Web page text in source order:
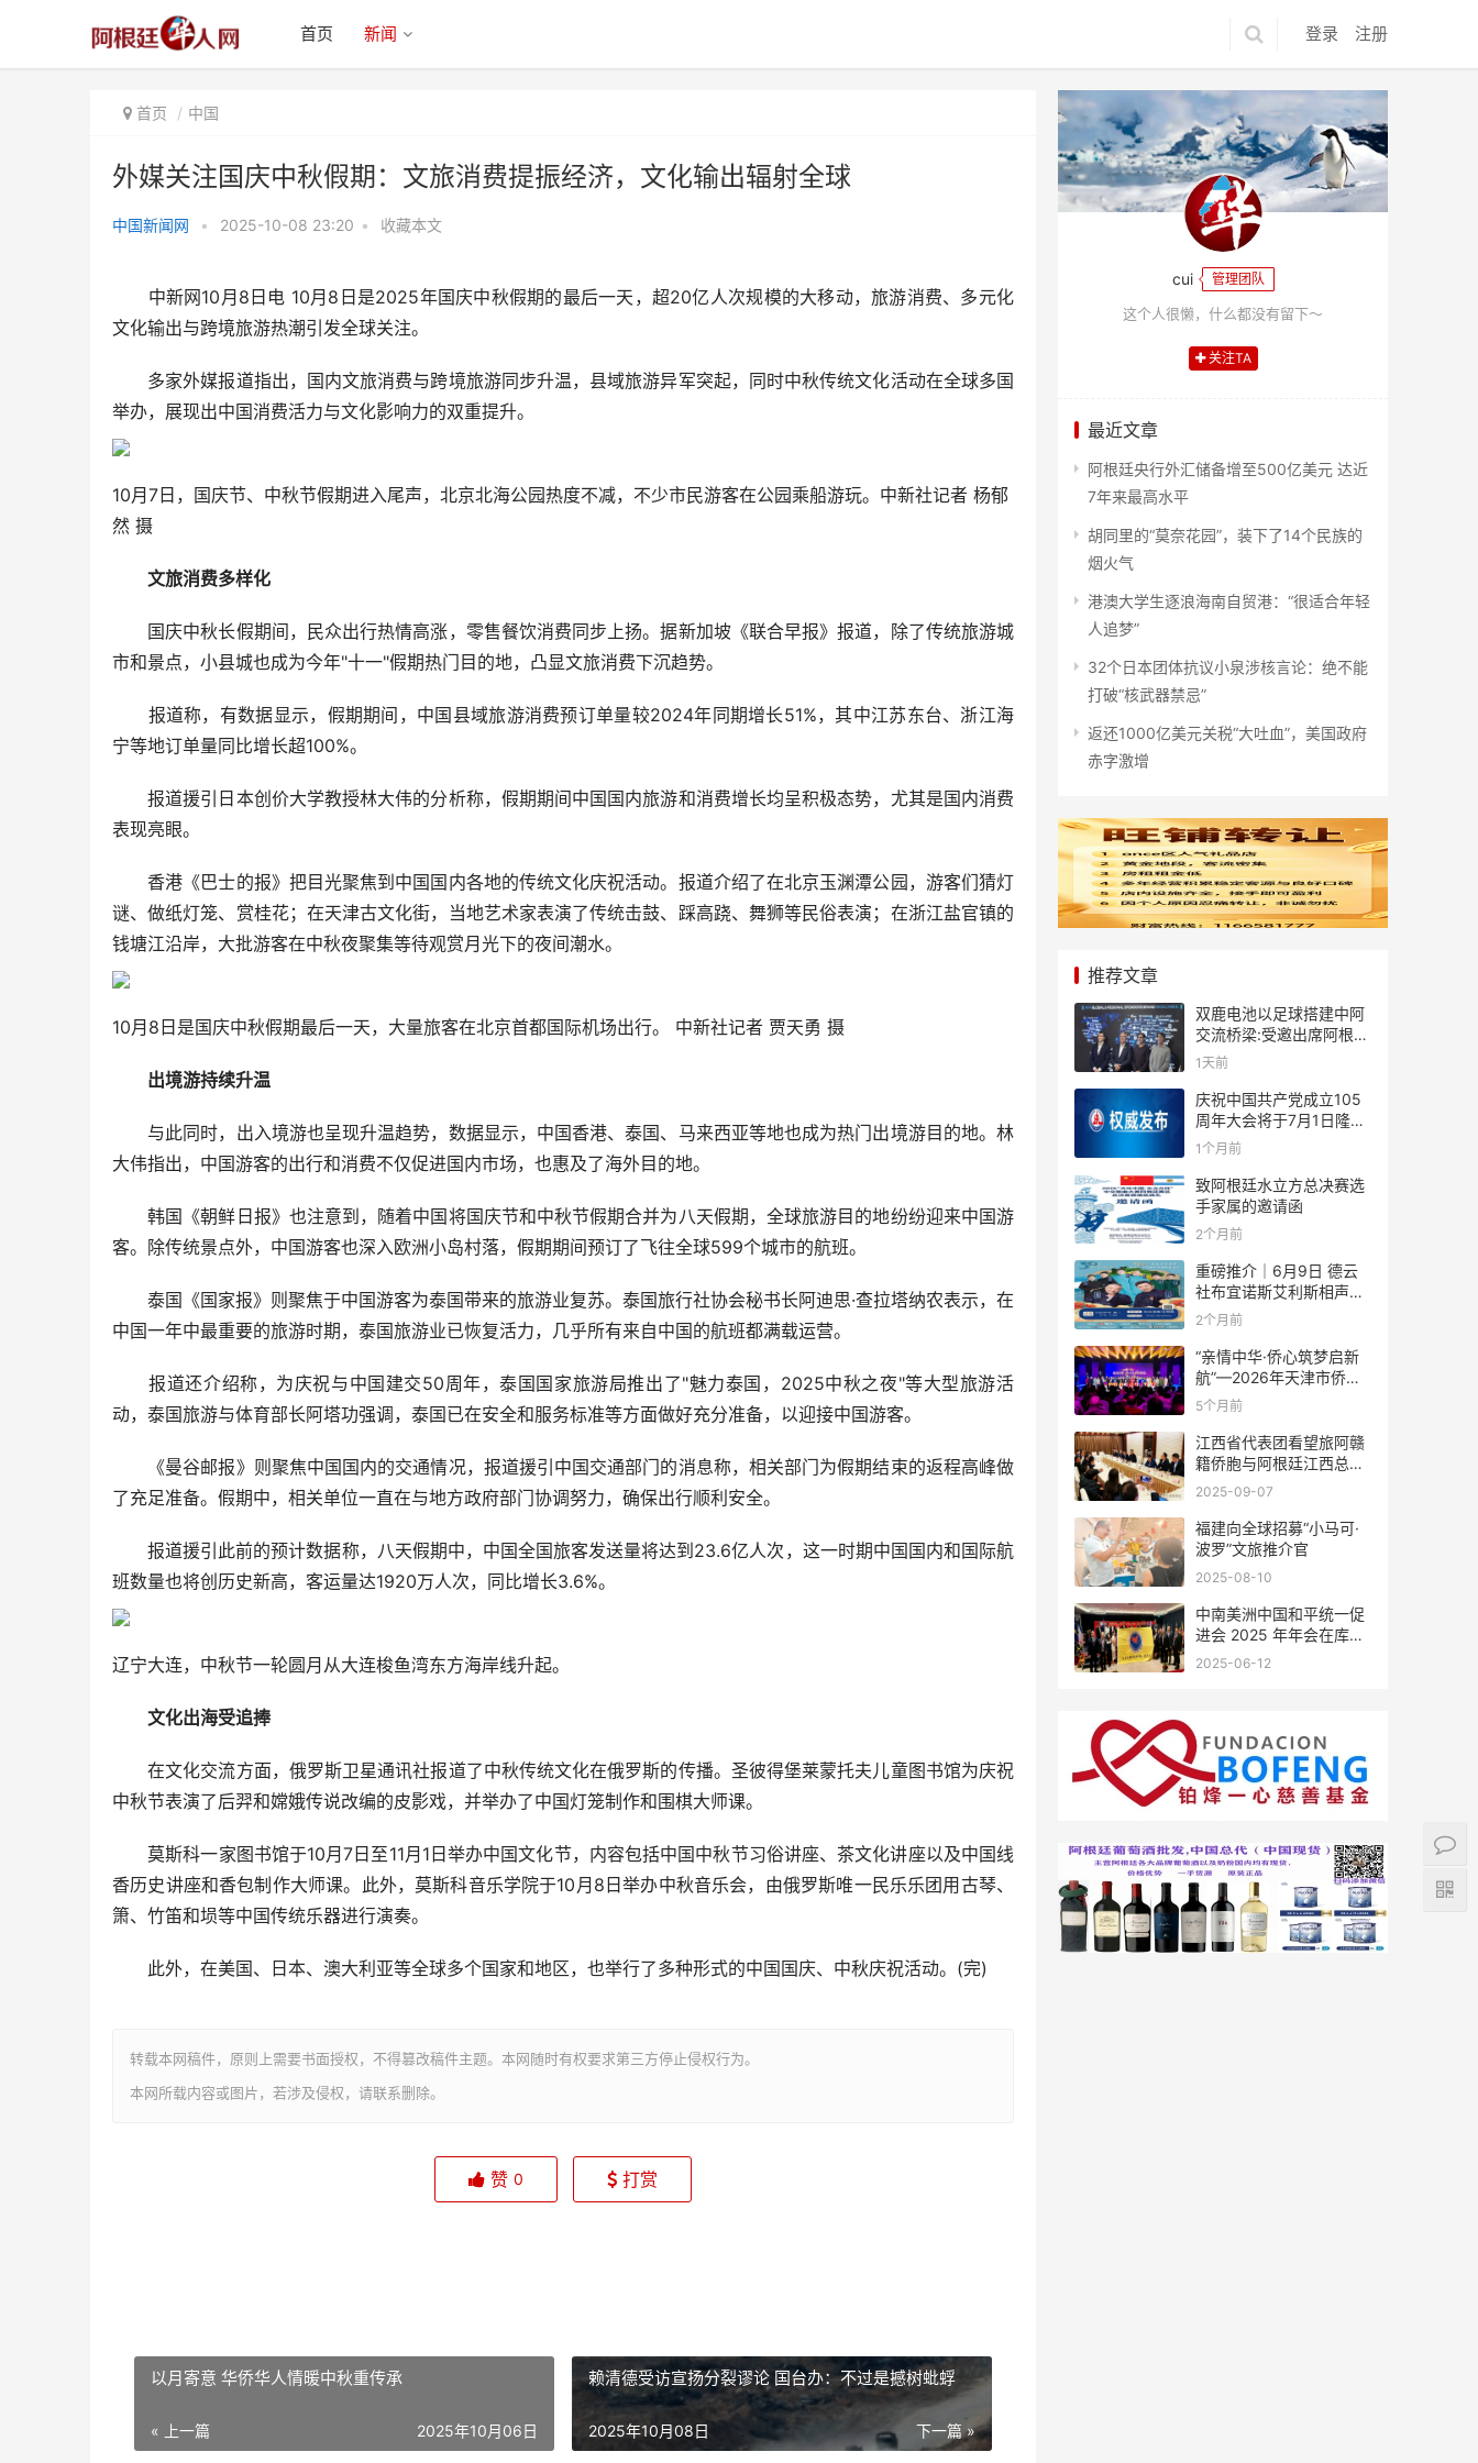
登录 注册
首页 新闻
首页 中国
外媒关注国庆中秋假期：文旅消费提振经济，文化输出辐射全球
中国新闻网 • 2025-10-08 23:20 • 收藏本文
中新网10月8日电 10月8日是2025年国庆中秋假期的最后一天，超20亿人次规模的大移动，旅游消费、多元化
文化输出与跨境旅游热潮引发全球关注。
多家外媒报道指出，国内文旅消费与跨境旅游同步升温，县域旅游异军突起，同时中秋传统文化活动在全球多国
举办，展现出中国消费活力与文化影响力的双重提升。
10月7日，国庆节、中秋节假期进入尾声，北京北海公园热度不减，不少市民游客在公园乘船游玩。中新社记者 杨郁
然 摄
文旅消费多样化
国庆中秋长假期间，民众出行热情高涨，零售餐饮消费同步上扬。据新加坡《联合早报》报道，除了传统旅游城
市和景点，小县城也成为今年"十一"假期热门目的地，凸显文旅消费下沉趋势。
报道称，有数据显示，假期期间，中国县域旅游消费预订单量较2024年同期增长51%，其中江苏东台、浙江海
宁等地订单量同比增长超100%。
报道援引日本创价大学教授林大伟的分析称，假期期间中国国内旅游和消费增长均呈积极态势，尤其是国内消费
表现亮眼。
香港《巴士的报》把目光聚焦到中国国内各地的传统文化庆祝活动。报道介绍了在北京玉渊潭公园，游客们猜灯
谜、做纸灯笼、赏桂花；在天津古文化街，当地艺术家表演了传统击鼓、踩高跷、舞狮等民俗表演；在浙江盐官镇的
钱塘江沿岸，大批游客在中秋夜聚集等待观赏月光下的夜间潮水。
10月8日是国庆中秋假期最后一天，大量旅客在北京首都国际机场出行。 中新社记者 贾天勇 摄
出境游持续升温
与此同时，出入境游也呈现升温趋势，数据显示，中国香港、泰国、马来西亚等地也成为热门出境游目的地。林
大伟指出，中国游客的出行和消费不仅促进国内市场，也惠及了海外目的地。
韩国《朝鲜日报》也注意到，随着中国将国庆节和中秋节假期合并为八天假期，全球旅游目的地纷纷迎来中国游
客。除传统景点外，中国游客也深入欧洲小岛村落，假期期间预订了飞往全球599个城市的航班。
泰国《国家报》则聚焦于中国游客为泰国带来的旅游业复苏。泰国旅行社协会秘书长阿迪思·查拉塔纳农表示，在
中国一年中最重要的旅游时期，泰国旅游业已恢复活力，几乎所有来自中国的航班都满载运营。
报道还介绍称，为庆祝与中国建交50周年，泰国国家旅游局推出了"魅力泰国，2025中秋之夜"等大型旅游活
动，泰国旅游与体育部长阿塔功强调，泰国已在安全和服务标准等方面做好充分准备，以迎接中国游客。
《曼谷邮报》则聚焦中国国内的交通情况，报道援引中国交通部门的消息称，相关部门为假期结束的返程高峰做
了充足准备。假期中，相关单位一直在与地方政府部门协调努力，确保出行顺利安全。
报道援引此前的预计数据称，八天假期中，中国全国旅客发送量将达到23.6亿人次，这一时期中国国内和国际航
班数量也将创历史新高，客运量达1920万人次，同比增长3.6%。
辽宁大连，中秋节一轮圆月从大连梭鱼湾东方海岸线升起。
文化出海受追捧
在文化交流方面，俄罗斯卫星通讯社报道了中秋传统文化在俄罗斯的传播。圣彼得堡莱蒙托夫儿童图书馆为庆祝
中秋节表演了后羿和嫦娥传说改编的皮影戏，并举办了中国灯笼制作和围棋大师课。
莫斯科一家图书馆于10月7日至11月1日举办中国文化节，内容包括中国中秋节习俗讲座、茶文化讲座以及中国线
香历史讲座和香包制作大师课。此外，莫斯科音乐学院于10月8日举办中秋音乐会，由俄罗斯唯一民乐乐团用古琴、
箫、竹笛和埙等中国传统乐器进行演奏。
此外，在美国、日本、澳大利亚等全球多个国家和地区，也举行了多种形式的中国国庆、中秋庆祝活动。(完)
转载本网稿件，原则上需要书面授权，不得篡改稿件主题。本网随时有权要求第三方停止侵权行为。
本网所载内容或图片，若涉及侵权，请联系删除。
提振经济，文化输出辐射
赞 0 打赏
以月寄意 华侨华人情暖中秋重传承
« 上一篇 2025年10月06日
赖清德受访宣扬分裂谬论 国台办：不过是撼树蚍蜉
下一篇 »
2025年10月08日
cui 管理团队
这个人很懒，什么都没有留下～
关注TA
最近文章
阿根廷央行外汇储备增至500亿美元 达近
7年来最高水平
胡同里的“莫奈花园”，装下了14个民族的
烟火气
港澳大学生逐浪海南自贸港：“很适合年轻
人追梦”
32个日本团体抗议小泉涉核言论：绝不能
打破“核武器禁忌”
返还1000亿美元关税“大吐血”，美国政府
赤字激增
推荐文章
双鹿电池以足球搭建中阿
交流桥梁:受邀出席阿根廷
足协赞助商招待会！
1天前
庆祝中国共产党成立105
周年大会将于7月1日隆重
举行
1个月前
致阿根廷水立方总决赛选
手家属的邀请函
2个月前
重磅推介｜6月9日 德云
社布宜诺斯艾利斯相声专
场！国风曲艺邂逅南美风
结！
2个月前
“亲情中华·侨心筑梦启新
航”—2026年天津市侨界
新春联谊活动成功举办
5个月前
江西省代表团看望旅阿赣
籍侨胞与阿根廷江西总商
会座谈
2025-09-07
福建向全球招募“小马可·
波罗”文旅推介官
2025-08-10
中南美洲中国和平统一促
进会 2025 年年会在库拉
索圆满举行，共绘反“独”
2025-06-12